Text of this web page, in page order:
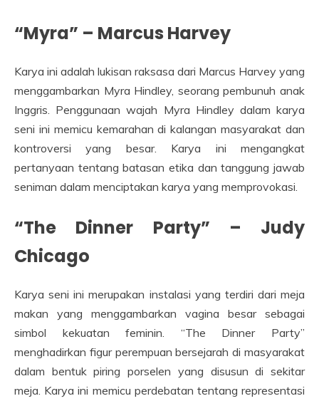
“Myra” – Marcus Harvey
Karya ini adalah lukisan raksasa dari Marcus Harvey yang
menggambarkan Myra Hindley, seorang pembunuh anak
Inggris. Penggunaan wajah Myra Hindley dalam karya
seni ini memicu kemarahan di kalangan masyarakat dan
kontroversi yang besar. Karya ini mengangkat
pertanyaan tentang batasan etika dan tanggung jawab
seniman dalam menciptakan karya yang memprovokasi.
“The Dinner Party” – Judy
Chicago
Karya seni ini merupakan instalasi yang terdiri dari meja
makan yang menggambarkan vagina besar sebagai
simbol kekuatan feminin. “The Dinner Party”
menghadirkan figur perempuan bersejarah di masyarakat
dalam bentuk piring porselen yang disusun di sekitar
meja. Karya ini memicu perdebatan tentang representasi